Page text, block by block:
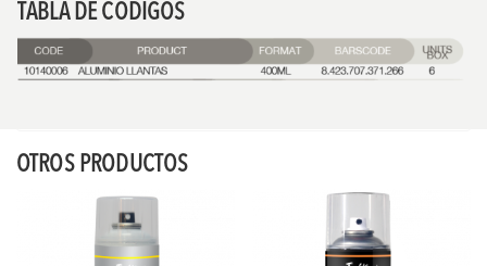
TABLA DE CODIGOS
OTROS PRODUCTOS